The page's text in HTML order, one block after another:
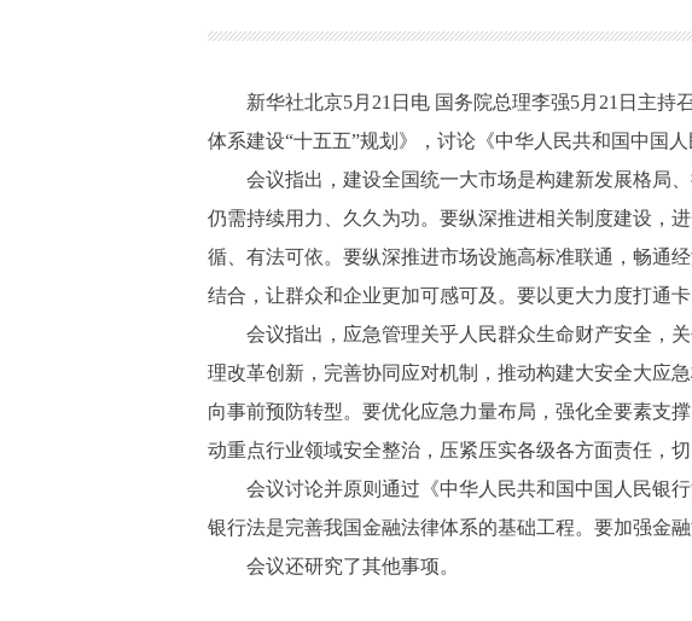
新华社北京5月21日电 国务院总理李强5月21日主持
体系建设“十五五”规划》，讨论《中华人民共和国中国人
会议指出，建设全国统一大市场是构建新发展格局、
仍需持续用力、久久为功。要纵深推进相关制度建设，
循、有法可依。要纵深推进市场设施高标准联通，畅通
结合，让群众和企业更加可感可及。要以更大力度打通
会议指出，应急管理关乎人民群众生命财产安全，关
理改革创新，完善协同应对机制，推动构建大安全大应
向事前预防转型。要优化应急力量布局，强化全要素支
动重点行业领域安全整治，压紧压实各级各方面责任，
会议讨论并原则通过《中华人民共和国中国人民银行
银行法是完善我国金融法律体系的基础工程。要加强金
会议还研究了其他事项。